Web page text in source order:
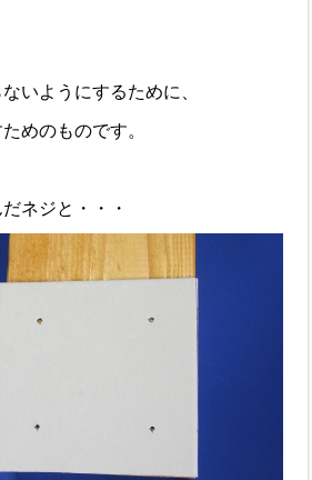
いようにするために、
めのものです。
ネジと・・・